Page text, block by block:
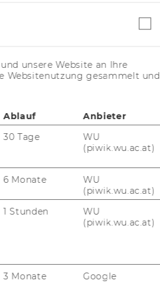
unsere Website an Ihre
Websitenutzung gesammelt und
Ablauf
Anbieter
30 Tage
WU
(piwik.wu.ac.at)
6 Monate
WU
(piwik.wu.ac.at)
1 Stunden
WU
(piwik.wu.ac.at)
3 Monate Google